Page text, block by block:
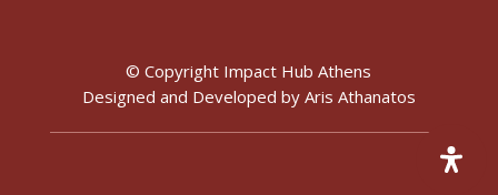
© Copyright Impact Hub Athens
Designed and Developed by Aris Athanatos